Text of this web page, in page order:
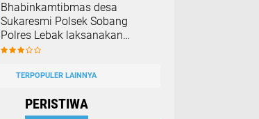
Bhabinkamtibmas desa
Sukaresmi Polsek Sobang
Polres Lebak laksanakan
Sambang di Desa binaanya
TERPOPULER LAINNYA
PERISTIWA